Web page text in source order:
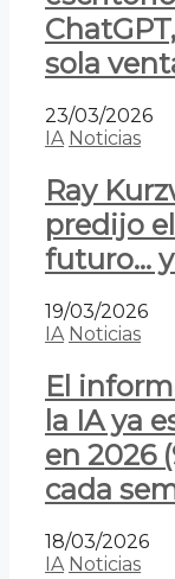
sola
23/03/2026
IA Noticias
Ray
predijo
futuro…
19/03/2026
IA Noticias
El
la IA ya
en 2026
cada
18/03/2026
IA Noticias